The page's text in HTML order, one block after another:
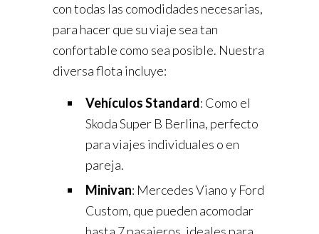
con todas las comodidades necesarias,
para hacer que su viaje sea tan
confortable como sea posible. Nuestra
diversa flota incluye:
Vehículos Standard: Como el
Skoda Super B Berlina, perfecto
para viajes individuales o en
pareja.
Minivan: Mercedes Viano y Ford
Custom, que pueden acomodar